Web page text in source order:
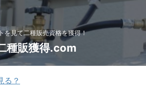
を見て二種販売資格を獲得！
種販獲得.com
る？